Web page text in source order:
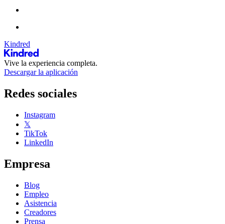
Kindred
Vive la experiencia completa.
Descargar la aplicación
Redes sociales
Instagram
𝕏
TikTok
LinkedIn
Empresa
Blog
Empleo
Asistencia
Creadores
Prensa